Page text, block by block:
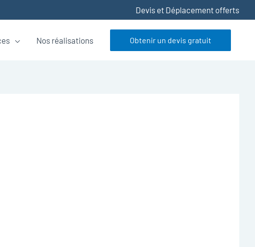
Devis et Déplacement offerts
Nos réalisations Obtenir un devis gratuit